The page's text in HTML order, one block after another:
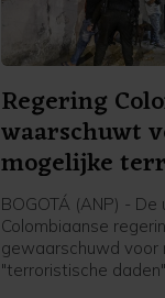
Regering
waarschuwt
mogelijke
daden
BOGOTÁ (ANP) -
Colombiaanse
gewaarschuwd voor
"terroristische